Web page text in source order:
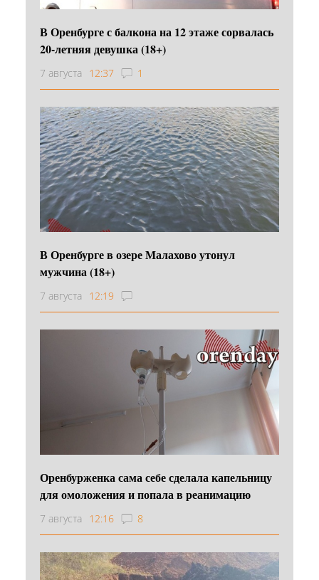
В Оренбурге с балкона на 12 этаже сорвалась
20-летняя девушка (18+)
7 августа 12:37 1
В Оренбурге в озере Малахово утонул
мужчина (18+)
7 августа 12:19
Оренбурженка сама себе сделала капельницу
для омоложения и попала в реанимацию
7 августа 12:16 8